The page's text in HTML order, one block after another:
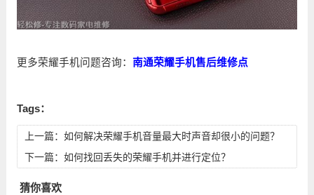
更多荣耀手机问题咨询： 南通荣耀手机售后维修点
Tags：
上一篇： 如何解决荣耀手机音量最大时声音却很小的问题？
下一篇： 如何找回丢失的荣耀手机并进行定位？
猜你喜欢